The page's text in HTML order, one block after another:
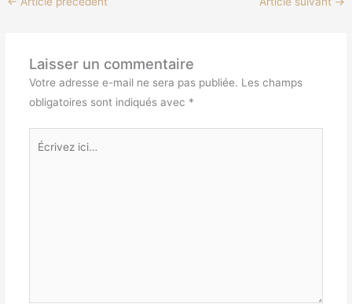
Laisser un commentaire
Votre adresse e-mail ne sera pas publiée. Les champs
obligatoires sont indiqués avec *
Écrivez